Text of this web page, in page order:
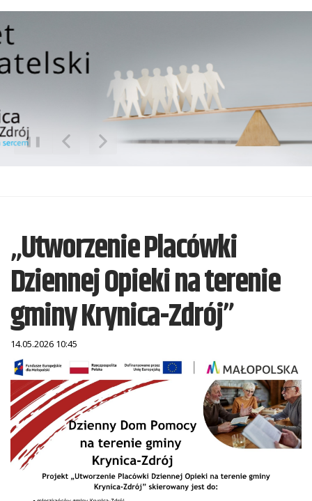
❚❚
„Utworzenie Placówki
Dziennej Opieki na terenie
gminy Krynica-Zdrój”
14.05.2026 10:45